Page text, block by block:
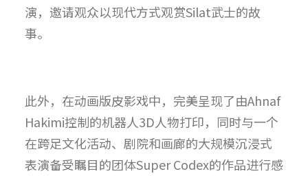
演，邀请观众以现代方式观赏Silat武士的故
事。
此外，在动画版皮影戏中，完美呈现了由Ahnaf
Hakimi控制的机器人3D人物打印，同时与一个
在跨足文化活动、剧院和画廊的大规模沉浸式
表演备受瞩目的团体Super Codex的作品进行感